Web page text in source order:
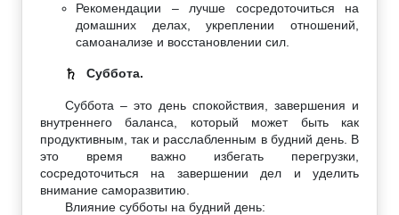
Рекомендации – лучше сосредоточиться на
домашних делах, укреплении отношений,
самоанализе и восстановлении сил.
♄ Суббота.
Суббота – это день спокойствия, завершения и
внутреннего баланса, который может быть как
продуктивным, так и расслабленным в будний день. В
это время важно избегать перегрузки,
сосредоточиться на завершении дел и уделить
внимание саморазвитию.
Влияние субботы на будний день: